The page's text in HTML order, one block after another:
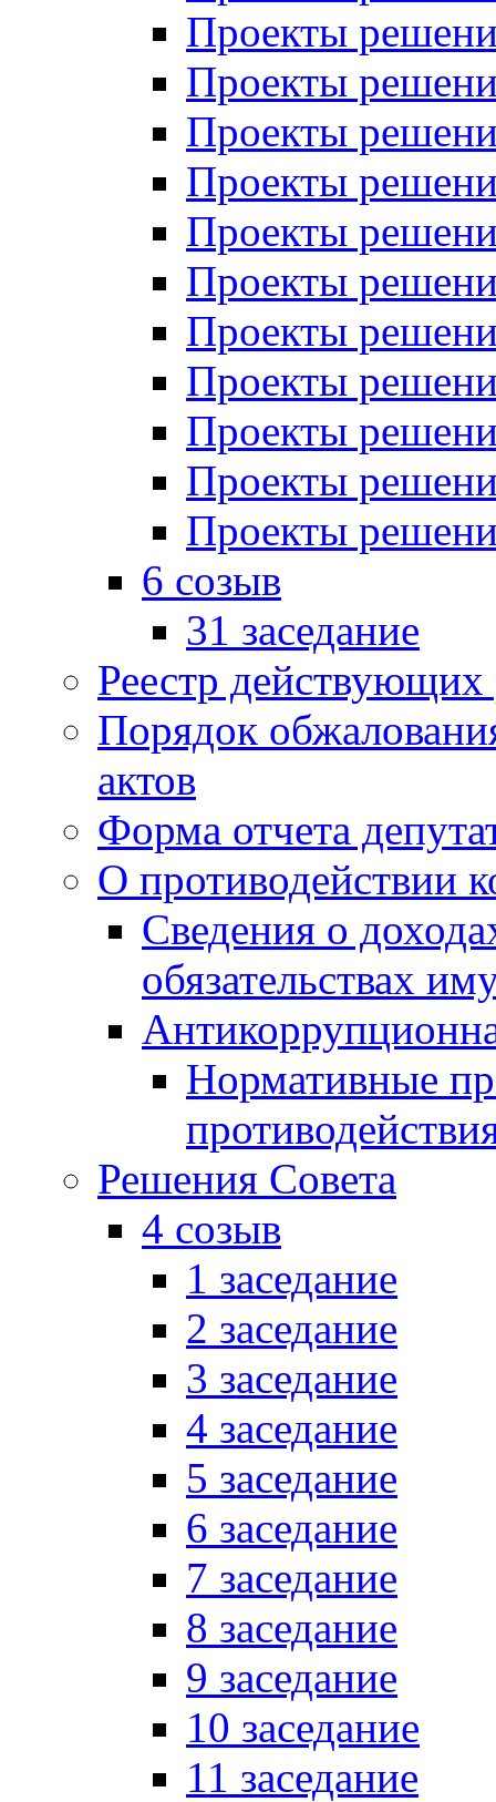
Проекты
Проекты
Проекты
Проекты
Проекты
Проекты
Проекты
Проекты
Проекты
Проекты
Проекты
6 созыв
31 заседание
Реестр
Порядок
актов
Форма отчета
О противодействии
Сведения о
обязательствах
Нормативные
Решения Совета
4 созыв
1 заседание
2 заседание
3 заседание
4 заседание
5 заседание
6 заседание
7 заседание
8 заседание
9 заседание
10 заседание
11 заседание